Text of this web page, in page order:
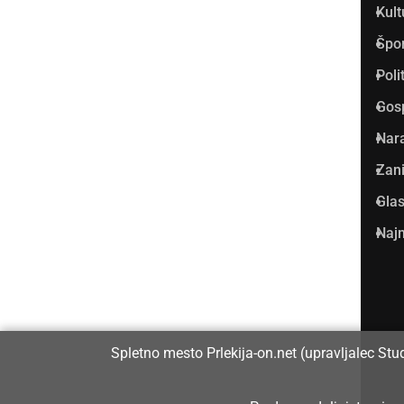
Spletno mesto Prlekija-on.net (upravljalec